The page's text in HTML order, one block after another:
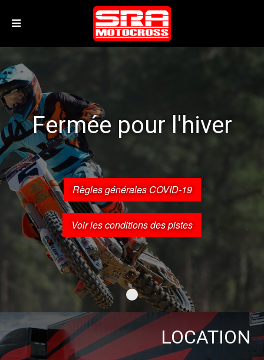
Fermée pour l'hiver
Règles générales COVID-19
Voir les conditions des pistes
Fermée pour l'hiver
LOCATION